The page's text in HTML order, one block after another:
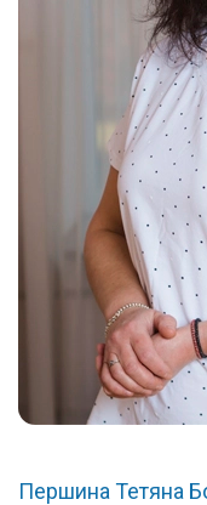
Першина Тетяна